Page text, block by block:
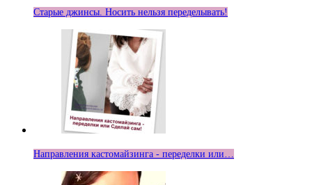
Старые джинсы. Носить нельзя переделывать!
Направления кастомайзинга - переделки или…